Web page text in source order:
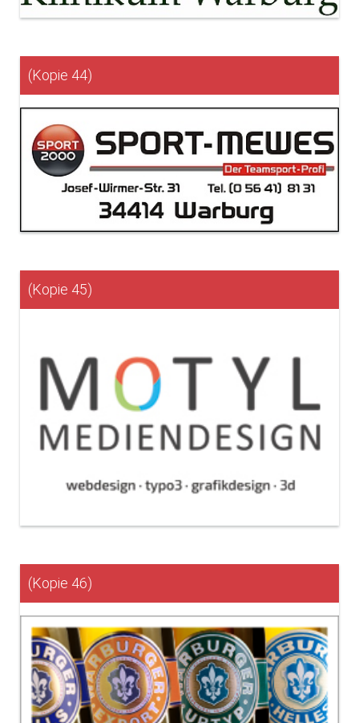
(Kopie 44)
(Kopie 45)
(Kopie 46)